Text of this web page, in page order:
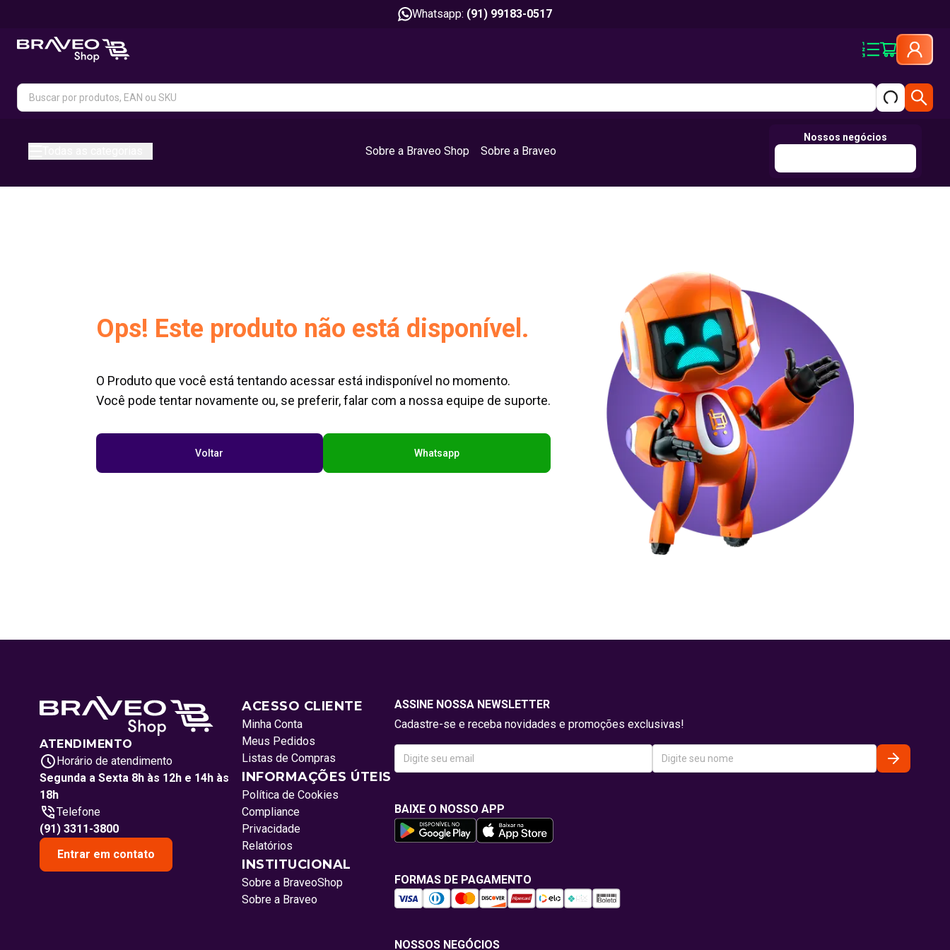
Whatsapp: (91) 99183-0517
Sobre a Braveo Shop Sobre a Braveo
Nossos negócios
Ops! Este produto não está disponível.
O Produto que você está tentando acessar está indisponível no momento.
Você pode tentar novamente ou, se preferir, falar com a nossa equipe de suporte.
Voltar Whatsapp
ATENDIMENTO
Horário de atendimento
Segunda a Sexta 8h às 12h e 14h às
18h
Telefone
(91) 3311-3800
Entrar em contato
ACESSO CLIENTE
Minha Conta
Meus Pedidos
Listas de Compras
INFORMAÇÕES ÚTEIS
Política de Cookies
Compliance
Privacidade
Relatórios
INSTITUCIONAL
Sobre a BraveoShop
Sobre a Braveo
ASSINE NOSSA NEWSLETTER
Cadastre-se e receba novidades e promoções exclusivas!
BAIXE O NOSSO APP
FORMAS DE PAGAMENTO
NOSSOS NEGÓCIOS